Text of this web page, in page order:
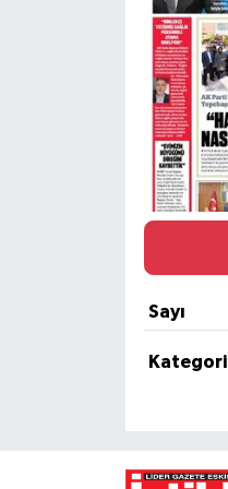
Sayı
Kategori
Resmi ilanlar